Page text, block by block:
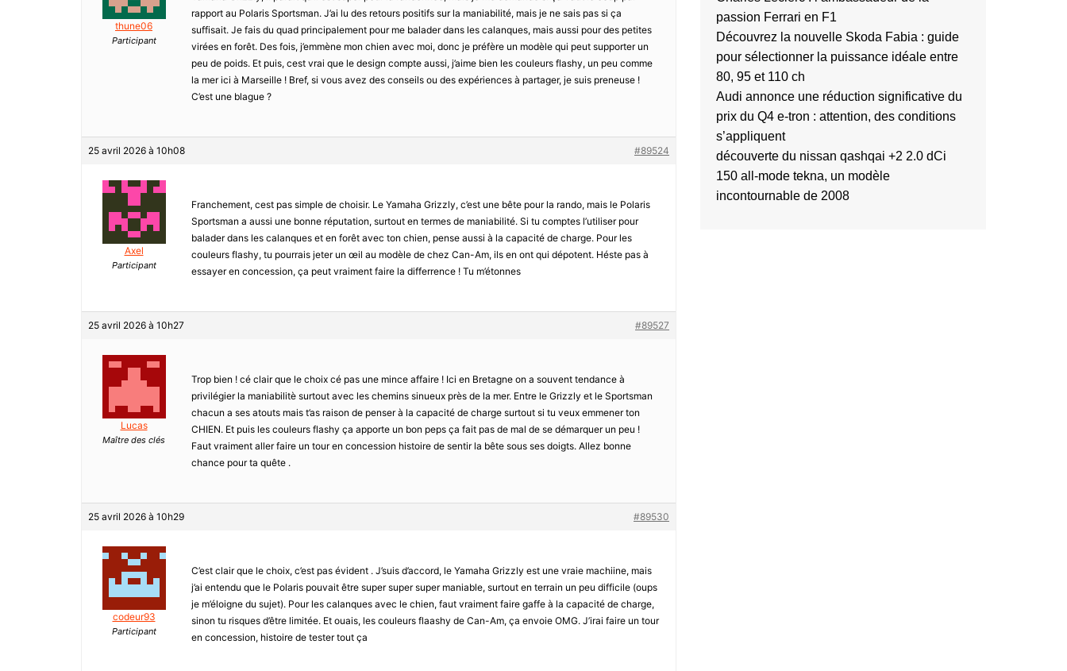
thune06
Participant
rapport au Polaris Sportsman. J’ai lu des retours positifs sur la maniabilité, mais je ne sais pas si ça
suffisait. Je fais du quad principalement pour me balader dans les calanques, mais aussi pour des petites
virées en forêt. Des fois, j’emmène mon chien avec moi, donc je préfère un modèle qui peut supporter un
peu de poids. Et puis, cest vrai que le design compte aussi, j’aime bien les couleurs flashy, un peu comme
la mer ici à Marseille ! Bref, si vous avez des conseils ou des expériences à partager, je suis preneuse !
C’est une blague ?
25 avril 2026 à 10h08 #89524
Axel
Participant
Franchement, cest pas simple de choisir. Le Yamaha Grizzly, c’est une bête pour la rando, mais le Polaris
Sportsman a aussi une bonne réputation, surtout en termes de maniabilité. Si tu comptes l’utiliser pour
balader dans les calanques et en forêt avec ton chien, pense aussi à la capacité de charge. Pour les
couleurs flashy, tu pourrais jeter un œil au modèle de chez Can-Am, ils en ont qui dépotent. Héste pas à
essayer en concession, ça peut vraiment faire la differrence ! Tu m’étonnes
25 avril 2026 à 10h27 #89527
Lucas
Maître des clés
Trop bien ! cé clair que le choix cé pas une mince affaire ! Ici en Bretagne on a souvent tendance à
privilégier la maniabilitè surtout avec les chemins sinueux près de la mer. Entre le Grizzly et le Sportsman
chacun a ses atouts mais t’as raison de penser à la capacité de charge surtout si tu veux emmener ton
CHIEN. Et puis les couleurs flashy ça apporte un bon peps ça fait pas de mal de se démarquer un peu !
Faut vraiment aller faire un tour en concession histoire de sentir la bête sous ses doigts. Allez bonne
chance pour ta quête .
25 avril 2026 à 10h29 #89530
codeur93
Participant
C’est clair que le choix, c’est pas évident . J’suis d’accord, le Yamaha Grizzly est une vraie machiine, mais
j’ai entendu que le Polaris pouvait être super super super maniable, surtout en terrain un peu difficile (oups
je m’éloigne du sujet). Pour les calanques avec le chien, faut vraiment faire gaffe à la capacité de charge,
sinon tu risques d’être limitée. Et ouais, les couleurs flaashy de Can-Am, ça envoie OMG. J’irai faire un tour
en concession, histoire de tester tout ça
passion Ferrari en F1
Découvrez la nouvelle Skoda Fabia : guide
pour sélectionner la puissance idéale entre
80, 95 et 110 ch
Audi annonce une réduction significative du
prix du Q4 e-tron : attention, des conditions
s’appliquent
découverte du nissan qashqai +2 2.0 dCi
150 all-mode tekna, un modèle
incontournable de 2008